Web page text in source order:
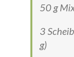
50 g
3
g)